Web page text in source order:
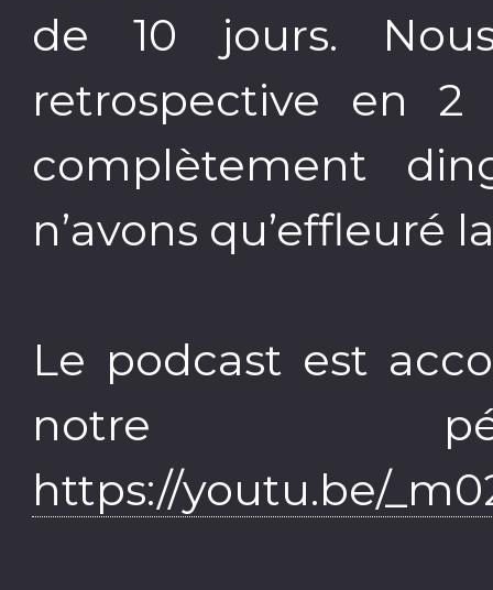
de 10 jours.
retrospective en 2
complètement
n’avons qu’effleuré
Le podcast est
notre
https://youtu.be/